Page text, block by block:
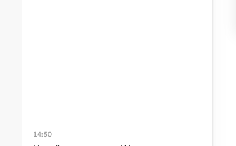
14:50